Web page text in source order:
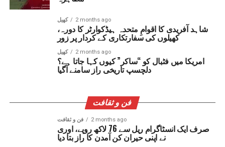
کھیل 2 months ago
شاہد آفریدی کا اقوامِ متحدہ ہیڈکوارٹر کا دورہ،
کھیلوں کی سفارتکاری کے کردار پر زور
کھیل 2 months ago
امریکا میں فٹبال کو “ساکر” کیوں کہا جاتا ہے؟
دلچسپ تاریخی راز سامنے آگیا
فن و ثقافت
فن و ثقافت 2 months ago
صرف ایک انسٹاگرام ریل سے 76 لاکھ روپے، اوری
نے اپنی حیران کن آمدن کا راز بتا دیا